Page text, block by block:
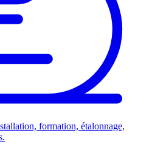
formation, étalonnage,